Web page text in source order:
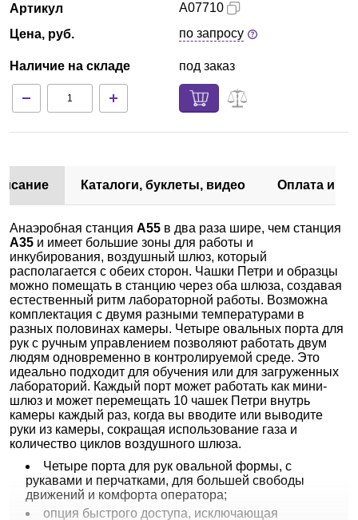
Партнеры
Технический сервис
Доставка и оплата
Артикул
Цена, руб.
Наличие на складе
А07710
по запросу
под заказ
Каталоги, буклеты, видео Оплата и
Анаэробная станция A55 в два раза шире, чем станция
А35 и имеет большие зоны для работы и
инкубирования, воздушный шлюз, который
располагается с обеих сторон. Чашки Петри и образцы
можно помещать в станцию через оба шлюза, создавая
естественный ритм лабораторной работы. Возможна
комплектация с двумя разными температурами в
разных половинах камеры. Четыре овальных порта для
рук с ручным управлением позволяют работать двум
людям одновременно в контролируемой среде. Это
идеально подходит для обучения или для загруженных
лабораторий. Каждый порт может работать как мини-
шлюз и может перемещать 10 чашек Петри внутрь
камеры каждый раз, когда вы вводите или выводите
руки из камеры, сокращая использование газа и
количество циклов воздушного шлюза.
Четыре порта для рук овальной формы, с
рукавами и перчатками, для большей свободы
движений и комфорта оператора;
опция быстрого доступа, исключающая